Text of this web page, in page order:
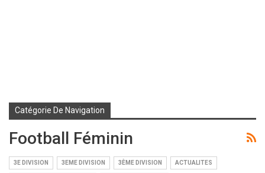
Catégorie De Navigation
Football Féminin
3E DIVISION 3EME DIVISION 3ÈME DIVISION ACTUALITES